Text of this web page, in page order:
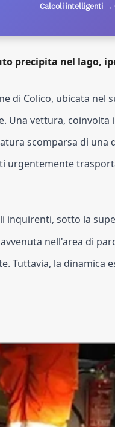
Calcoli intelligenti →
precipita nel lago,
di Colico, ubicata nel
Una vettura,
scomparsa di
urgentemente
inquirenti, sotto la
nell'area di
Tuttavia, la